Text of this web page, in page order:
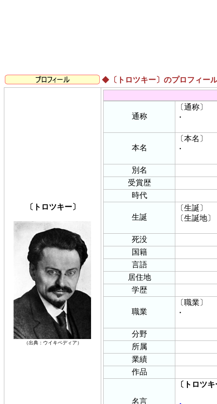
◆ 〔トロツキー〕のプロフィー
〔トロツキー〕
（出典：ウイキペディア）
通称
〔通称〕
・
本名
〔本名〕
・
別名
受賞歴
時代
生誕
〔生誕〕
〔生誕地〕
死没
国籍
言語
居住地
学歴
職業
〔職業〕
・
分野
所属
業績
作品
名言
〔トロツ